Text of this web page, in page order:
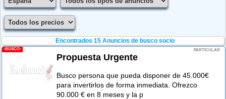
Encontrados 15Anuncios de busco socio
-BUSCO- PARTICULAR
Propuesta Urgente
Busco persona que pueda disponer de 45.000€
para invertirlos de forma inmediata. Ofrezco
90.000 € en 8 meses y la p